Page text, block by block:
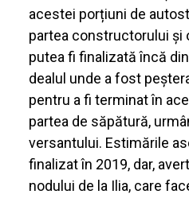
acestei porțiuni de
partea constructorului și
putea fi finalizată încă
dealul unde a fost
pentru a fi terminat în
partea de săpătură,
versantului. Estimările
finalizat în 2019, dar,
nodului de la Ilia, care